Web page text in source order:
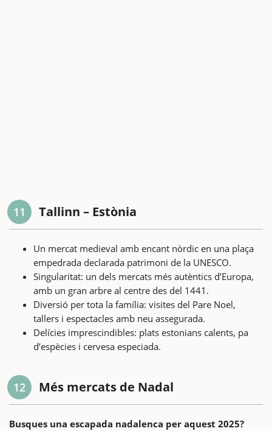
11 Tallinn – Estònia
Un mercat medieval amb encant nòrdic en una plaça
empedrada declarada patrimoni de la UNESCO.
Singularitat: un dels mercats més autèntics d’Europa,
amb un gran arbre al centre des del 1441.
Diversió per tota la família: visites del Pare Noel,
tallers i espectacles amb neu assegurada.
Delícies imprescindibles: plats estonians calents, pa
d’espècies i cervesa especiada.
12 Més mercats de Nadal
Busques una escapada nadalenca per aquest 2025?